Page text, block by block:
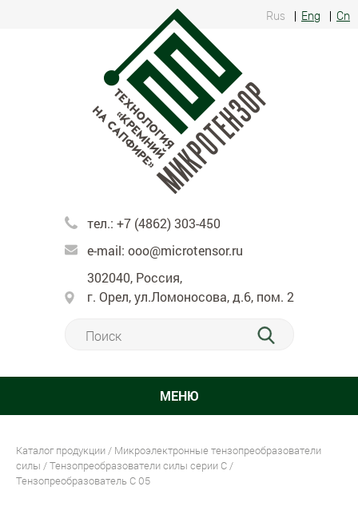
Rus Eng Cn
тел.: +7 (4862) 303-450
e-mail: ooo@microtensor.ru
302040, Россия,
г. Орел, ул.Ломоносова, д.6, пом. 2
МЕНЮ
Каталог продукции/ Микроэлектронные тензопреобразователи
силы /Тензопреобразователи силы серии C/
Тензопреобразователь C 05